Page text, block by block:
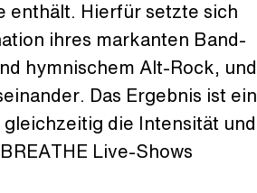
enthält. Hierfür setzte sich
ihres markanten Band-
hymnischem Alt-Rock, und
Das Ergebnis ist ein
die Intensität und
Live-Shows